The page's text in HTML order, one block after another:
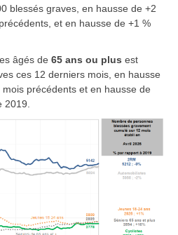
blessés graves, en hausse de +2
et en hausse de +1 %
âgés de 65 ans ou plus est
ces 12 derniers mois, en hausse
précédents et en hausse de